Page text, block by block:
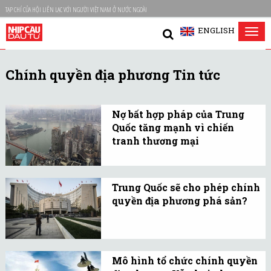
TẠP CHÍ CỦA HỘI LIÊN LẠC VỚI NGƯỜI VIỆT NAM Ở NƯỚC NGOÀI
ENGLISH
Chính quyền địa phương Tin tức
Nợ bất hợp pháp của Trung
Quốc tăng mạnh vì chiến
tranh thương mại
động của chiến tranh
thương mại, chính quyền
đang tăng vay nợ, dù nhà
nước không cho phép.
Trung Quốc sẽ cho phép chính
quyền địa phương phá sản?
Quốc nhận định rằng điều
này sẽ là tốt cho nền
Mô hình tổ chức chính quyền